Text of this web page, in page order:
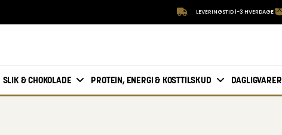
LEVERINGSTID 1-3 HVERDAGE
SLIK & CHOKOLADE PROTEIN, ENERGI & KOSTTILSKUD DAGLIGVARER